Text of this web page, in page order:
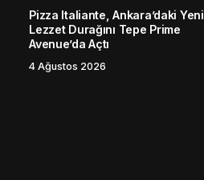
Pizza Italiante, Ankara’daki Yeni
Lezzet Durağını Tepe Prime
Avenue’da Açtı
4 Ağustos 2026